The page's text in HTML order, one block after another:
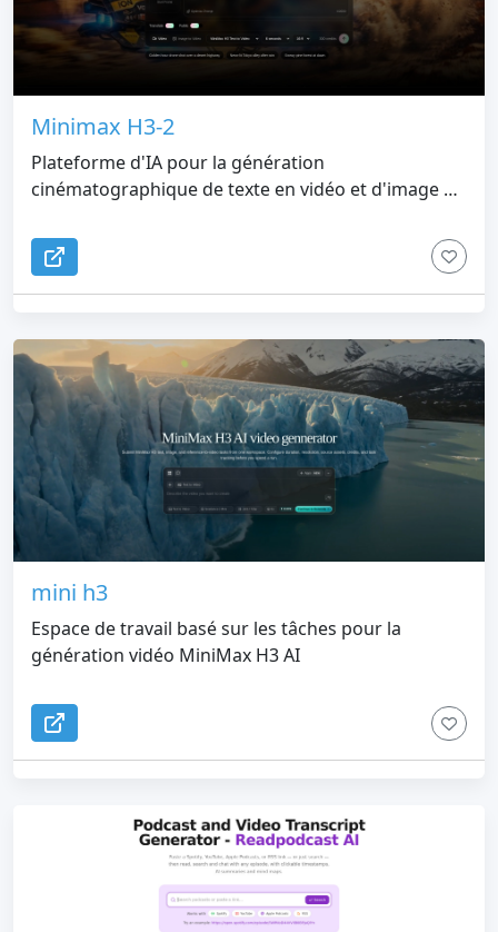
Minimax H3-2
Plateforme d'IA pour la génération
cinématographique de texte en vidéo et d'image en
mini h3
Espace de travail basé sur les tâches pour la
génération vidéo MiniMax H3 AI